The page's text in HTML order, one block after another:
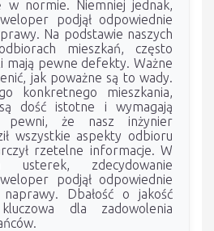
w normie. Niemniej jednak,
podjął odpowiednie
Na podstawie naszych
mieszkań, często
mają pewne defekty. Ważne
jak poważne są to wady.
konkretnego mieszkania,
dość istotne i wymagają
pewni, że nasz inżynier
wszystkie aspekty odbioru
rzetelne informacje. W
usterek, zdecydowanie
podjął odpowiednie
Dbałość o jakość
dla zadowolenia